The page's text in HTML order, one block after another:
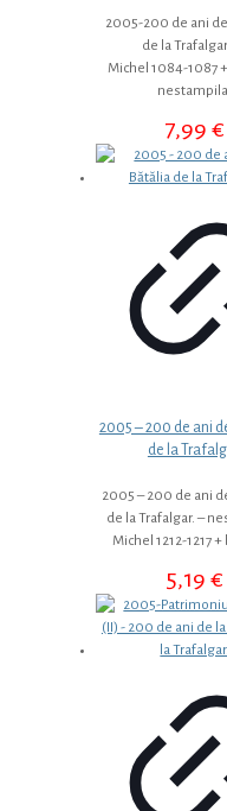
2005-200 de ani
de la
Michel 1084-1087
7,99€
2005 – 200 de ani
de la
2005 – 200 de ani
de la Trafalgar. –
Michel 1212-1217
5,19€